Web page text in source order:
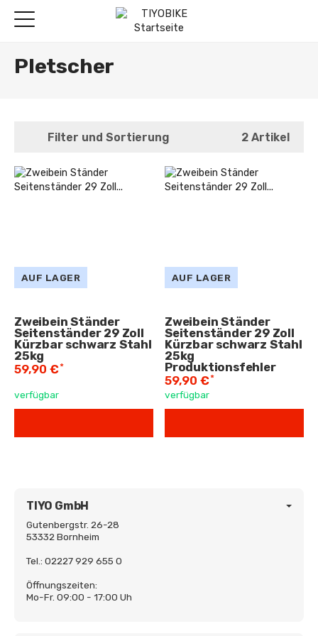
Pletscher
Filter und Sortierung 2 Artikel
AUF LAGER
Zweibein Ständer
Seitenständer 29 Zoll
Kürzbar schwarz Stahl
25kg
59,90 €*
verfügbar
AUF LAGER
Zweibein Ständer
Seitenständer 29 Zoll
Kürzbar schwarz Stahl
25kg
Produktionsfehler
59,90 €*
verfügbar
TIYO GmbH
Gutenbergstr. 26-28
53332 Bornheim
Tel.: 02227 929 655 0
Öffnungszeiten:
Mo-Fr. 09:00 - 17:00 Uh